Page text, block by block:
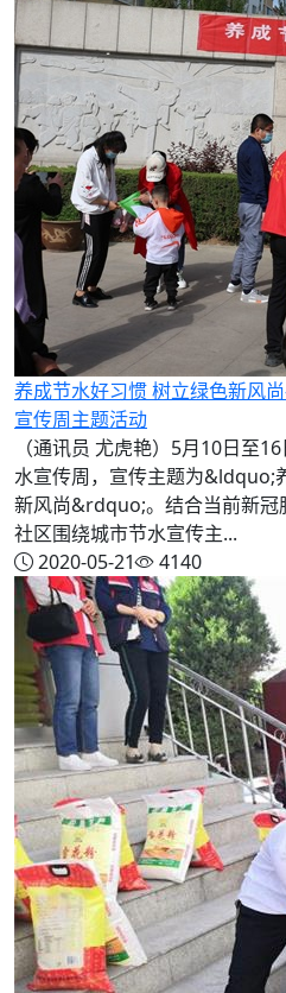
养成节水好习惯 树立绿色新风
宣传周主题活动
（通讯员 尤虎艳）5月10日至
水宣传周，宣传主题为&ldquo;
新风尚&rdquo;。结合当前新冠
社区围绕城市节水宣传主...
2020-05-21
4140